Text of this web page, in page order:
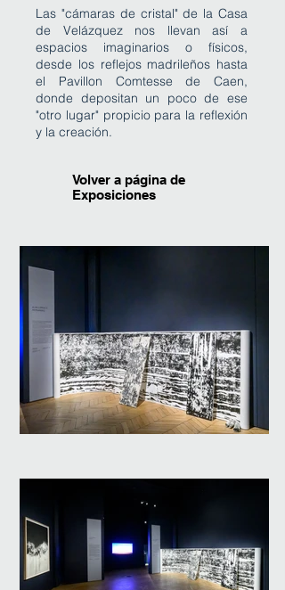
Las "cámaras de cristal" de la Casa
de Velázquez nos llevan así a
espacios imaginarios o físicos,
desde los reflejos madrileños hasta
el Pavillon Comtesse de Caen,
donde depositan un poco de ese
"otro lugar" propicio para la reflexión
y la creación.
Volver a página de
Exposiciones